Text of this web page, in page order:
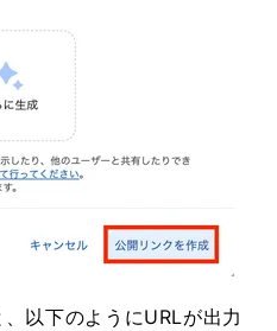
以下のようにURLが出力